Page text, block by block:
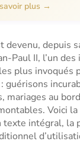
savoir plus →
devenu, depuis
Paul II, l’un
plus invoqués
guérisons
mariages au
Voici
texte intégral, la